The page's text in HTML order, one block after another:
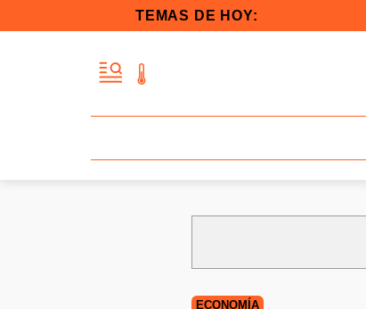
TEMAS DE HOY:
ECONOMÍA